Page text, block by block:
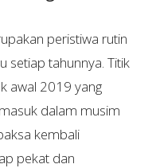
peristiwa rutin
setiap tahunnya. Titik
awal 2019 yang
dalam musim
kembali
pekat dan